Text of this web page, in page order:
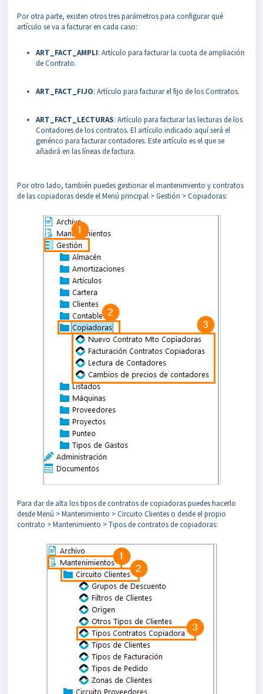
Por otra parte, existen otros tres parámetros para configurar qué
artículo se va a facturar en cada caso:
ART_FACT_AMPLI: Artículo para facturar la cuota de ampliación
de Contrato.
ART_FACT_FIJO: Artículo para facturar el fijo de los Contratos.
ART_FACT_LECTURAS: Artículo para facturar las lecturas de los
Contadores de los contratos. El artículo indicado aquí será el
genérico para facturar contadores. Este artículo es el que se
añadirá en las líneas de factura.
Por otro lado, también puedes gestionar el mantenimiento y contratos
de las copiadoras desde el Menú principal > Gestión > Copiadoras:
Para dar de alta los tipos de contratos de copiadoras puedes hacerlo
desde Menú > Mantenimiento > Circuito Clientes o desde el propio
contrato > Mantenimiento > Tipos de contratos de copiadoras: